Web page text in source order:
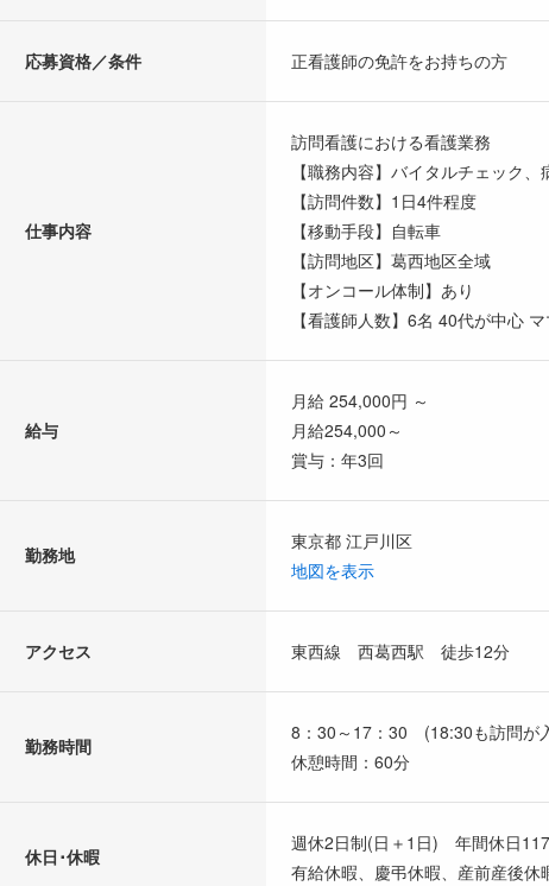
応募資格／条件 正看護師の免許をお持ちの方
仕事内容
訪問看護における看護業務
【職務内容】バイタルチェック
【訪問件数】1日4件程度
【移動手段】自転車
【訪問地区】葛西地区全域
【オンコール体制】あり
【看護師人数】6名 40代が中心
給与
月給 254,000円 ～
月給254,000～
賞与：年3回
勤務地
東京都 江戸川区
地図を表示
アクセス 東西線 西葛西駅 徒歩12分
勤務時間
8：30～17：30 (18:30も訪問が
休憩時間：60分
休日･休暇
週休2日制(日＋1日) 年間休日
有給休暇、慶弔休暇、産前産後